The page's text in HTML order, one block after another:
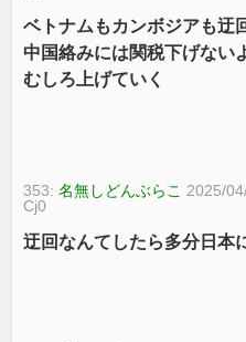
ベトナムもカンボジアも迂
中国絡みには関税下げない
むしろ上げていく
353:名無しどんぶらこ 2025/
Cj0
迂回なんてしたら多分日本